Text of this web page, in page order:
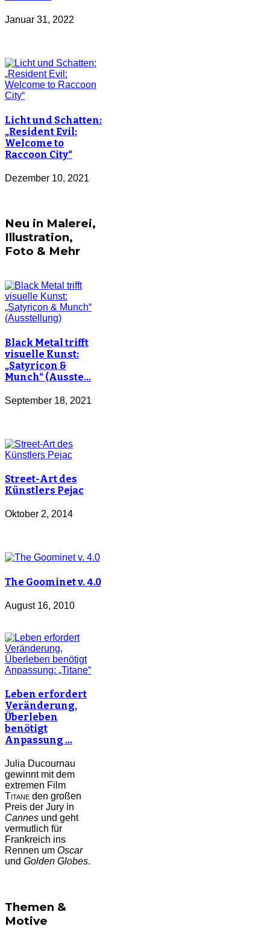
Januar 31, 2022
Licht und Schatten:
„Resident Evil:
Welcome to
Raccoon City“
Dezember 10, 2021
Neu in Malerei,
Illustration,
Foto & Mehr
Black Metal trifft
visuelle Kunst:
„Satyricon &
Munch“ (Ausste…
September 18, 2021
Street-Art des
Künstlers Pejac
Oktober 2, 2014
The Goominet v. 4.0
August 16, 2010
Leben erfordert
Veränderung,
Überleben
benötigt
Anpassung …
Julia Ducournau
gewinnt mit dem
extremen Film
Titane den großen
Preis der Jury in
Cannes und geht
vermutlich für
Frankreich ins
Rennen um Oscar
und Golden Globes.
Themen &
Motive